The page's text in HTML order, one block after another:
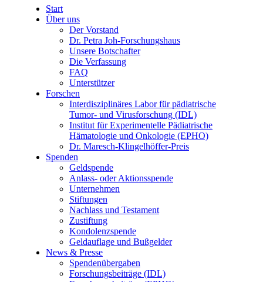
Start
Über uns
Der Vorstand
Dr. Petra Joh-Forschungshaus
Unsere Botschafter
Die Verfassung
FAQ
Unterstützer
Forschen
Interdisziplinäres Labor für pädiatrische
Tumor- und Virusforschung (IDL)
Institut für Experimentelle Pädiatrische
Hämatologie und Onkologie (EPHO)
Dr. Maresch-Klingelhöffer-Preis
Spenden
Geldspende
Anlass- oder Aktionsspende
Unternehmen
Stiftungen
Nachlass und Testament
Zustiftung
Kondolenzspende
Geldauflage und Bußgelder
News & Presse
Spendenübergaben
Forschungsbeiträge (IDL)